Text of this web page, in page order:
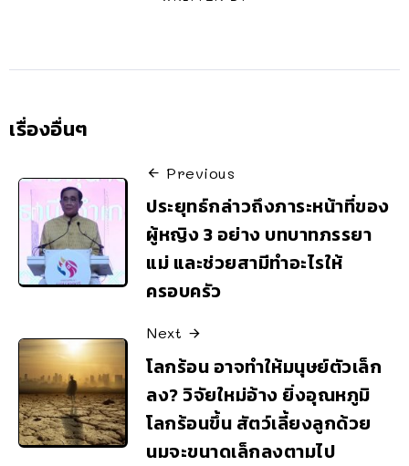
เรื่องอื่นๆ
Previous
ประยุทธ์กล่าวถึงภาระหน้าที่ของ
ผู้หญิง 3 อย่าง บทบาทภรรยา
แม่ และช่วยสามีทำอะไรให้
ครอบครัว
Next
โลกร้อน อาจทำให้มนุษย์ตัวเล็ก
ลง? วิจัยใหม่อ้าง ยิ่งอุณหภูมิ
โลกร้อนขึ้น สัตว์เลี้ยงลูกด้วย
นมจะขนาดเล็กลงตามไป